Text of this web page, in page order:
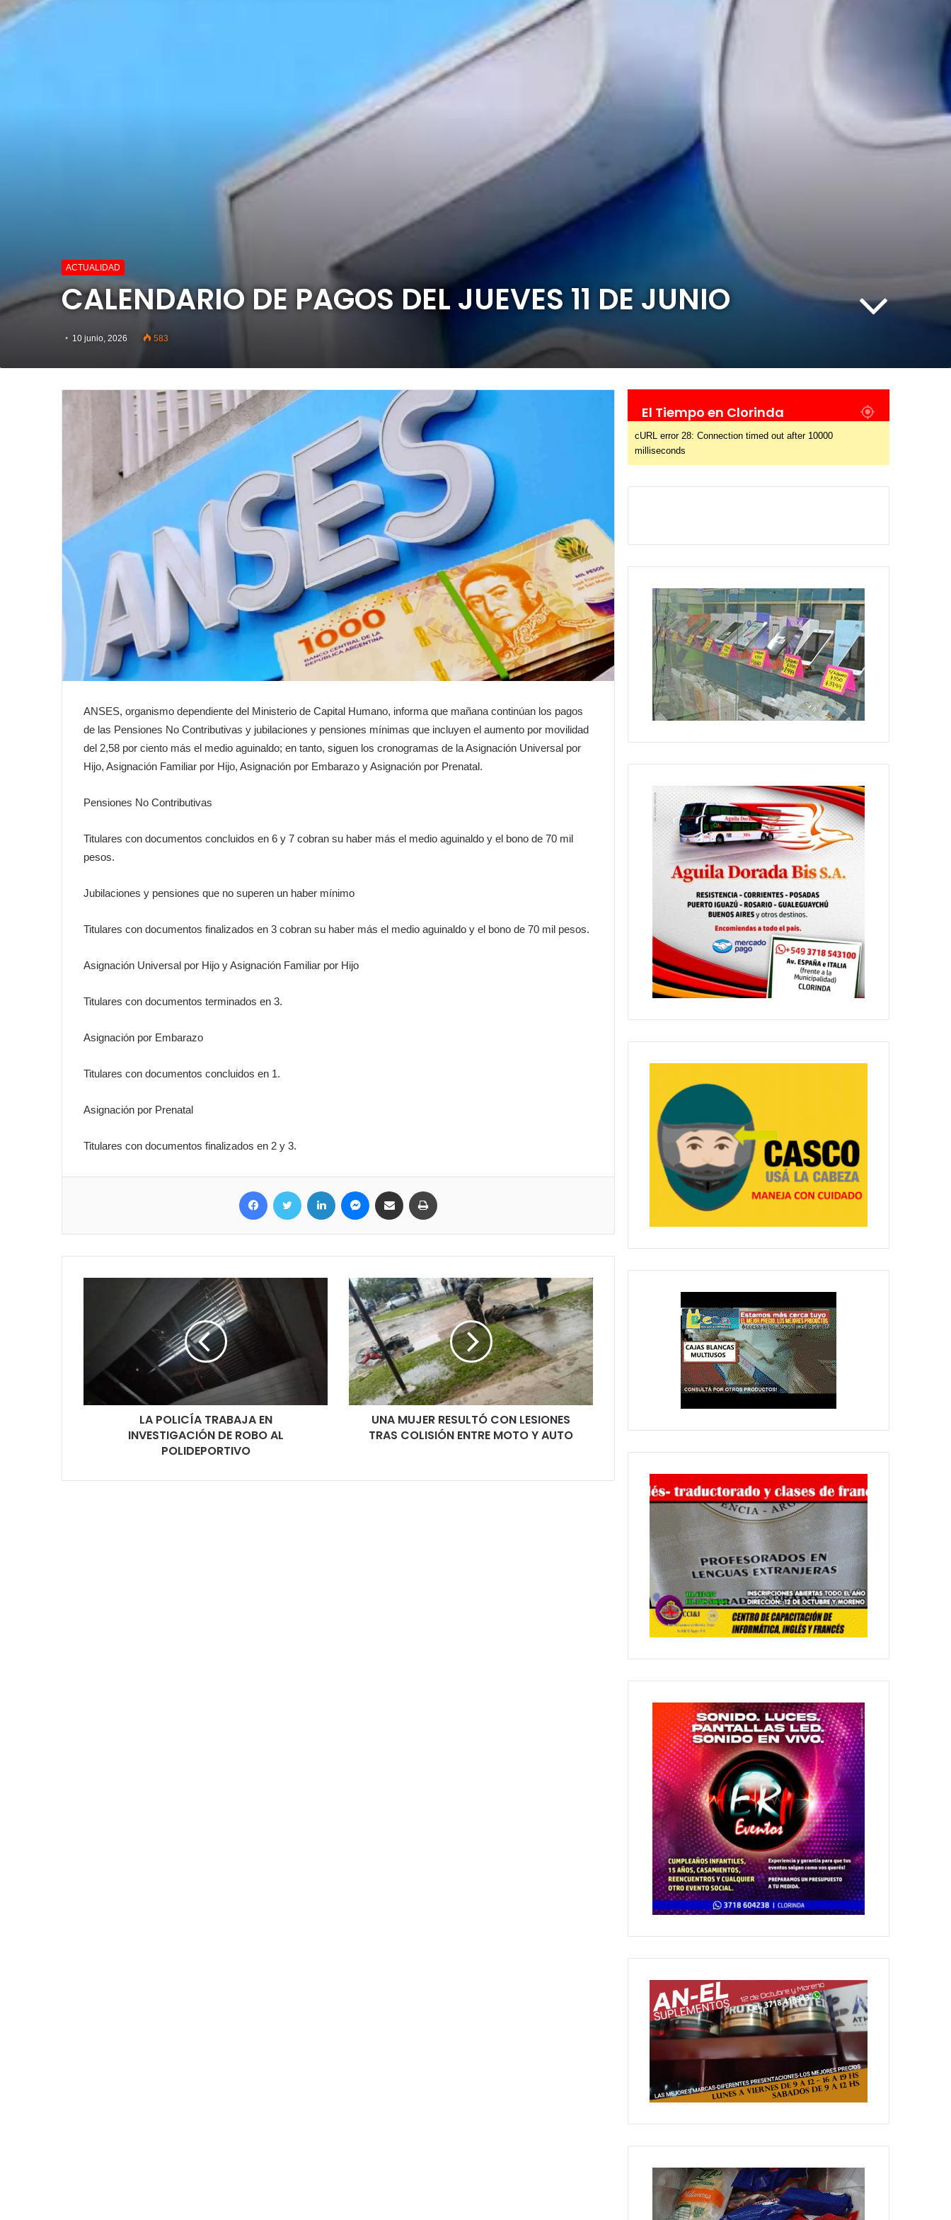
ACTUALIDAD
CALENDARIO DE PAGOS DEL JUEVES 11 DE JUNIO
10 junio, 2026 583
ANSES, organismo dependiente del Ministerio de Capital Humano, informa que mañana continúan los pagos
de las Pensiones No Contributivas y jubilaciones y pensiones mínimas que incluyen el aumento por movilidad
del 2,58 por ciento más el medio aguinaldo; en tanto, siguen los cronogramas de la Asignación Universal por
Hijo, Asignación Familiar por Hijo, Asignación por Embarazo y Asignación por Prenatal.
Pensiones No Contributivas
Titulares con documentos concluidos en 6 y 7 cobran su haber más el medio aguinaldo y el bono de 70 mil
pesos.
Jubilaciones y pensiones que no superen un haber mínimo
Titulares con documentos finalizados en 3 cobran su haber más el medio aguinaldo y el bono de 70 mil pesos.
Asignación Universal por Hijo y Asignación Familiar por Hijo
Titulares con documentos terminados en 3.
Asignación por Embarazo
Titulares con documentos concluidos en 1.
Asignación por Prenatal
Titulares con documentos finalizados en 2 y 3.
LA POLICÍA TRABAJA EN
INVESTIGACIÓN DE ROBO AL
POLIDEPORTIVO
UNA MUJER RESULTÓ CON LESIONES
TRAS COLISIÓN ENTRE MOTO Y AUTO
El Tiempo en Clorinda
cURL error 28: Connection timed out after 10000
milliseconds